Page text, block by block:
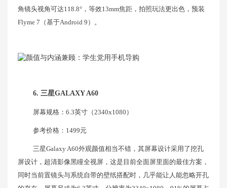
角镜头视角可达118.8°，等效13mm焦距，拍照玩法更出色，预装
Flyme 7（基于Android 9）。
6. 三星GALAXY A60
屏幕规格：6.3英寸（2340x1080）
参考价格：1499元
三星Galaxy A60外观颜值相当不错，其屏幕设计采用了挖孔
屏设计，超清影像黑瞳全视屏，这是目前全面屏里面的最佳方案，
同时当前置镜头与系统自带的壁纸搭配时，几乎能让人能忽略开孔